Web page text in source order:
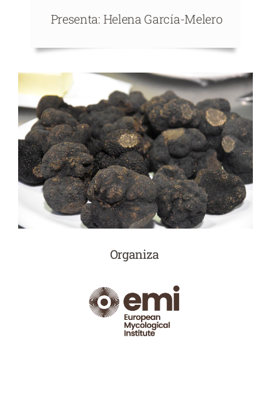
Presenta: Helena García-Melero
Organiza